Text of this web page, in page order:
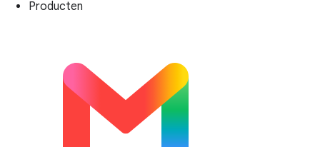
Producten